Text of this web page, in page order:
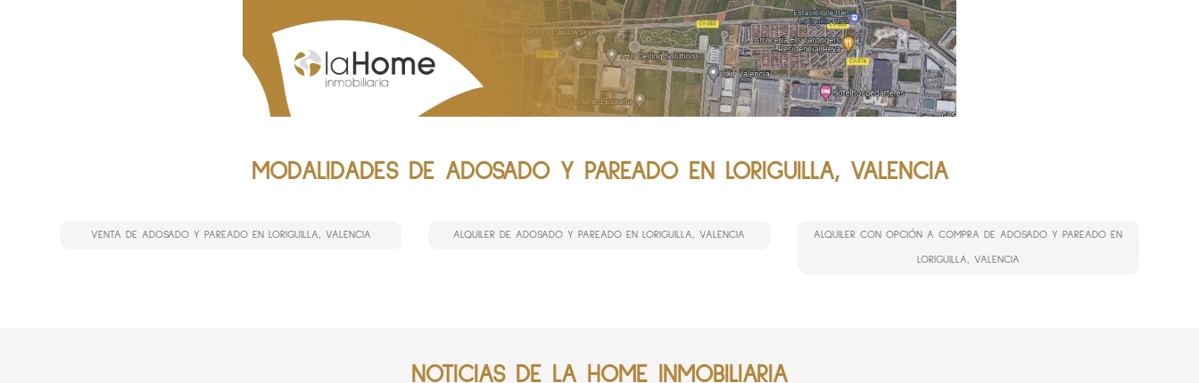
MODALIDADES DE ADOSADO Y PAREADO EN LORIGUILLA, VALENCIA
VENTA DE ADOSADO Y PAREADO EN LORIGUILLA, VALENCIA ALQUILER DE ADOSADO Y PAREADO EN LORIGUILLA, VALENCIA ALQUILER CON OPCIÓN A COMPRA DE ADOSADO Y PAREADO EN
LORIGUILLA, VALENCIA
NOTICIAS DE LA HOME INMOBILIARIA